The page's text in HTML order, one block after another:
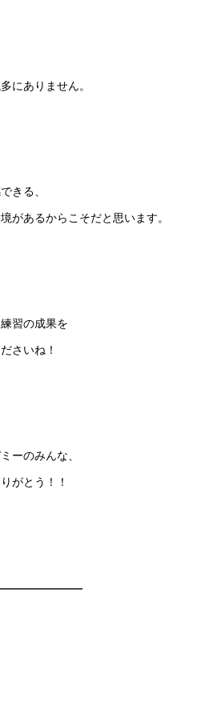
にありません。
きる、
があるからこそだと思います。
習の成果を
さいね！
ーのみんな、
がとう！！